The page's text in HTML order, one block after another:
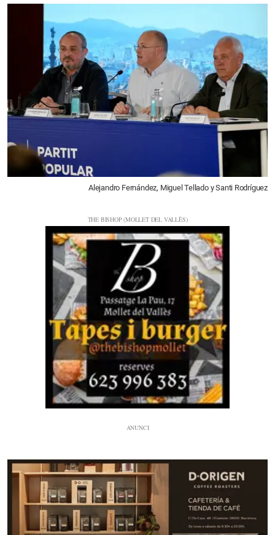
Alejandro Fernández, Miguel Tellado y Santi Rodríguez